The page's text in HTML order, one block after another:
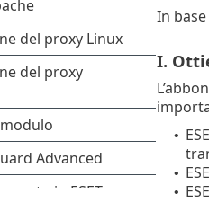
In
I.
•
•
•